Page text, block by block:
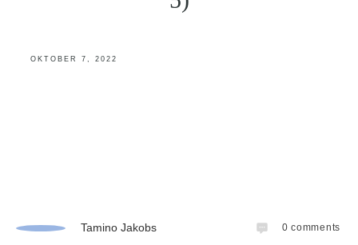
OKTOBER 7, 2022
Tamino Jakobs 0 comments